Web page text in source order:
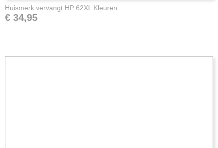
Huismerk vervangt HP 62XL Kleuren
€ 34,95